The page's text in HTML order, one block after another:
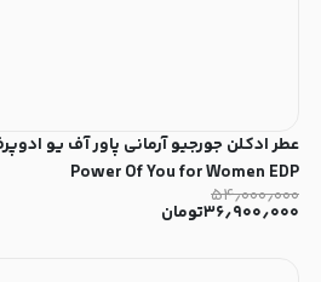
Power Of You for Women EDP
۵۴٫۰۰۰٫۰۰۰
۳۶٫۹۰۰٫۰۰۰تومان